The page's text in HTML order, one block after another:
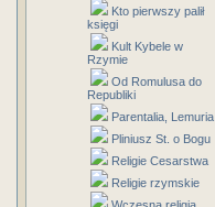
Kto pierwszy palił
księgi
Kult Kybele w
Rzymie
Od Romulusa do
Republiki
Parentalia, Lemuria
Pliniusz St. o Bogu
Religie Cesarstwa
Religie rzymskie